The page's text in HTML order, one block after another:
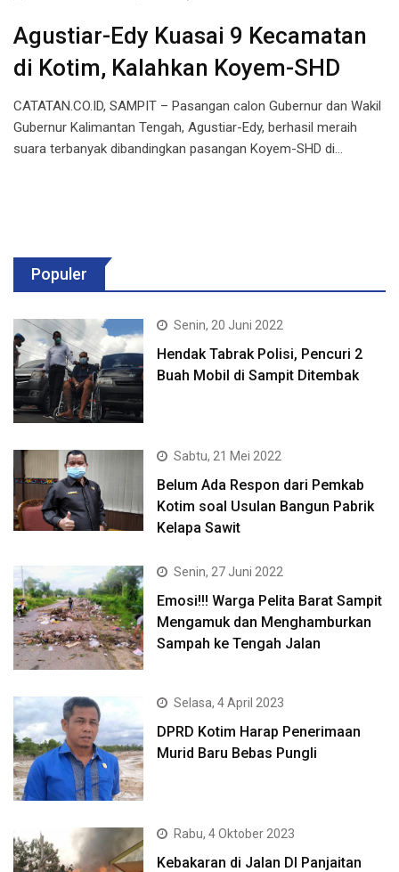
Agustiar-Edy Kuasai 9 Kecamatan
di Kotim, Kalahkan Koyem-SHD
CATATAN.CO.ID, SAMPIT – Pasangan calon Gubernur dan Wakil
Gubernur Kalimantan Tengah, Agustiar-Edy, berhasil meraih
suara terbanyak dibandingkan pasangan Koyem-SHD di…
Populer
Senin, 20 Juni 2022
Hendak Tabrak Polisi, Pencuri 2
Buah Mobil di Sampit Ditembak
Sabtu, 21 Mei 2022
Belum Ada Respon dari Pemkab
Kotim soal Usulan Bangun Pabrik
Kelapa Sawit
Senin, 27 Juni 2022
Emosi!!! Warga Pelita Barat Sampit
Mengamuk dan Menghamburkan
Sampah ke Tengah Jalan
Selasa, 4 April 2023
DPRD Kotim Harap Penerimaan
Murid Baru Bebas Pungli
Rabu, 4 Oktober 2023
Kebakaran di Jalan DI Panjaitan